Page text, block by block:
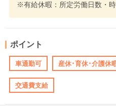
※有給休暇：所定労働日数・
ポイント
車通勤可 産休･育休･介護休
交通費支給